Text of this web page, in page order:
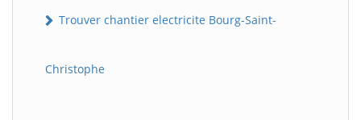
Trouver chantier electricite Bourg-Saint-
Christophe